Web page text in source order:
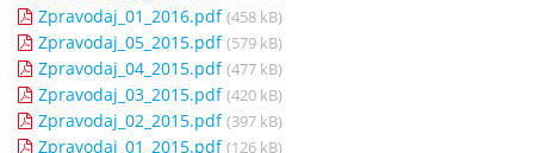
Zpravodaj_01_2016.pdf (458 kB)
Zpravodaj_05_2015.pdf (579 kB)
Zpravodaj_04_2015.pdf (477 kB)
Zpravodaj_03_2015.pdf (420 kB)
Zpravodaj_02_2015.pdf (397 kB)
Zpravodaj_01_2015.pdf (126 kB)